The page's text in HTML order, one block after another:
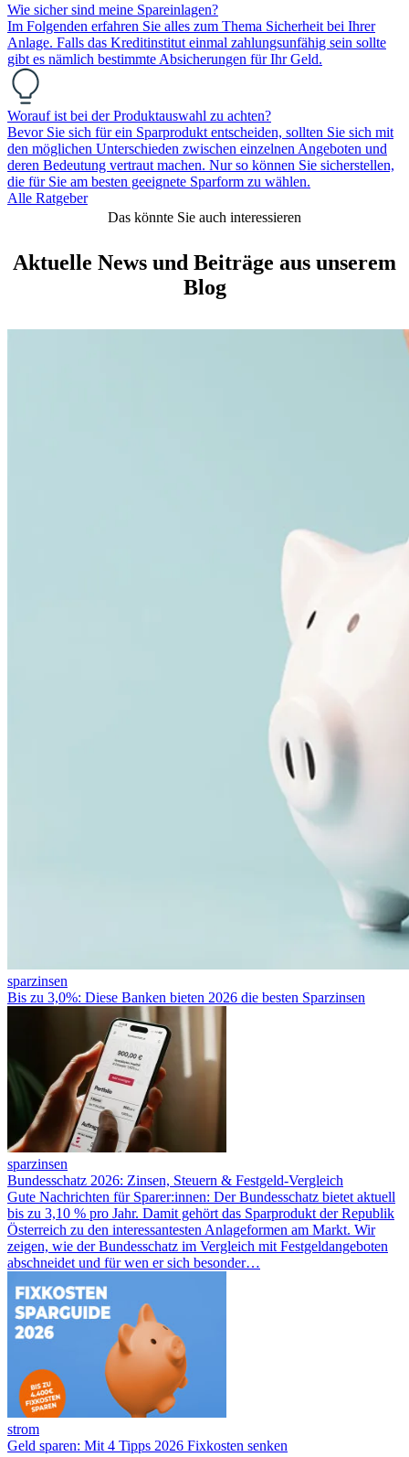
Wie sicher sind meine Spareinlagen?
Im Folgenden erfahren Sie alles zum Thema Sicherheit bei Ihrer
Anlage. Falls das Kreditinstitut einmal zahlungsunfähig sein sollte
gibt es nämlich bestimmte Absicherungen für Ihr Geld.
Worauf ist bei der Produktauswahl zu achten?
Bevor Sie sich für ein Sparprodukt entscheiden, sollten Sie sich mit
den möglichen Unterschieden zwischen einzelnen Angeboten und
deren Bedeutung vertraut machen. Nur so können Sie sicherstellen,
die für Sie am besten geeignete Sparform zu wählen.
Alle Ratgeber
Das könnte Sie auch interessieren
Aktuelle News und Beiträge aus unserem
Blog
sparzinsen
Bis zu 3,0%: Diese Banken bieten 2026 die besten Sparzinsen
sparzinsen
Bundesschatz 2026: Zinsen, Steuern & Festgeld-Vergleich
Gute Nachrichten für Sparer:innen: Der Bundesschatz bietet aktuell
bis zu 3,10 % pro Jahr. Damit gehört das Sparprodukt der Republik
Österreich zu den interessantesten Anlageformen am Markt. Wir
zeigen, wie der Bundesschatz im Vergleich mit Festgeldangeboten
abschneidet und für wen er sich besonder…
strom
Geld sparen: Mit 4 Tipps 2026 Fixkosten senken